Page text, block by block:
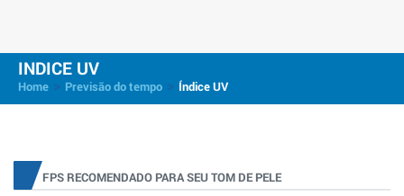
INDICE UV
Home Previsão do tempo Índice UV
FPS RECOMENDADO PARA SEU TOM DE PELE